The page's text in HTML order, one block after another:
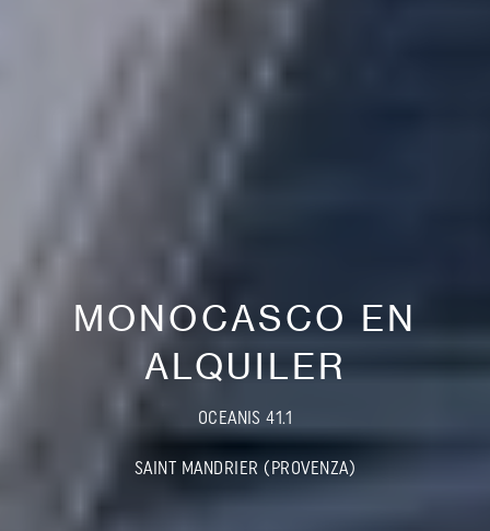
MONOCASCO EN
ALQUILER
OCEANIS 41.1
SAINT MANDRIER (PROVENZA)